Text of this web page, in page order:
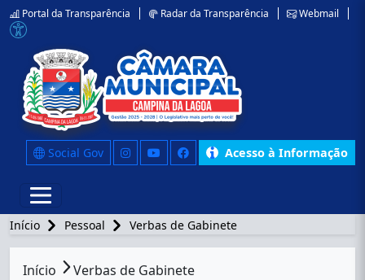
Portal da Transparência Radar da Transparência Webmail
Social Gov Acesso à Informação
Início Pessoal Verbas de Gabinete
conteúdo principal
Início Verbas de Gabinete